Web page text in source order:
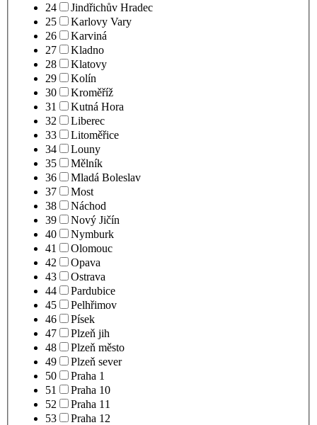
24
Jindřichův Hradec
25
Karlovy Vary
26
Karviná
27
Kladno
28
Klatovy
29
Kolín
30
Kroměříž
31
Kutná Hora
32
Liberec
33
Litoměřice
34
Louny
35
Mělník
36
Mladá Boleslav
37
Most
38
Náchod
39
Nový Jičín
40
Nymburk
41
Olomouc
42
Opava
43
Ostrava
44
Pardubice
45
Pelhřimov
46
Písek
47
Plzeň jih
48
Plzeň město
49
Plzeň sever
50
Praha 1
51
Praha 10
52
Praha 11
53
Praha 12